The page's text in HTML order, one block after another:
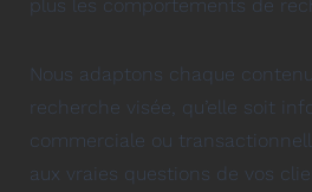
plus les comportements de
Nous adaptons chaque
recherche visée, qu’elle soit
commerciale ou
aux vraies questions de vos